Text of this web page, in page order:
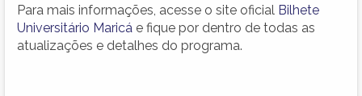
Para mais informações, acesse o site oficial Bilhete
Universitário Maricá e fique por dentro de todas as
atualizações e detalhes do programa.